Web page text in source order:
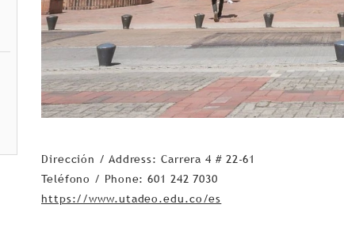
Dirección / Address: Carrera 4 # 22-61
Teléfono / Phone: 601 242 7030
https://www.utadeo.edu.co/es